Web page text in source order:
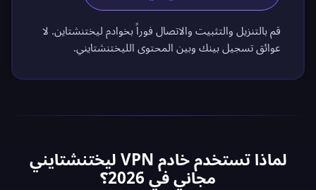
قم بالتنزيل والتثبيت والاتصال فوراً بخوادم ليختنشتاين. لا
عوائق تسجيل بينك وبين المحتوى الليختنشتايني.
لماذا تستخدم خادم VPN ليختنشتايني
مجاني في 2026؟